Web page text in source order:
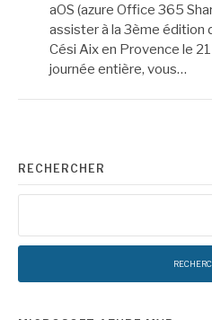
aOS (azure Office 365
assister à la 3ème édition
Cési Aix en Provence le
journée entière, vous…
RECHERCHER